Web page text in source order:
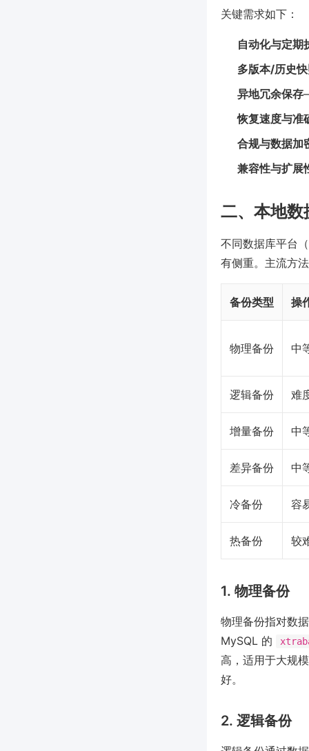
关键需求如下：
自动化与定期
多版本/历史
异地冗余保存
恢复速度与准
合规与数据加
兼容性与扩展
二、本地数
不同数据库平台
有侧重。主流方
备份类型 操
物理备份 中
逻辑备份 难
增量备份 中
差异备份 中
冷备份 容
热备份 较
1. 物理备份
物理备份指对数
MySQL 的
高，适用于大规
好。
2. 逻辑备份